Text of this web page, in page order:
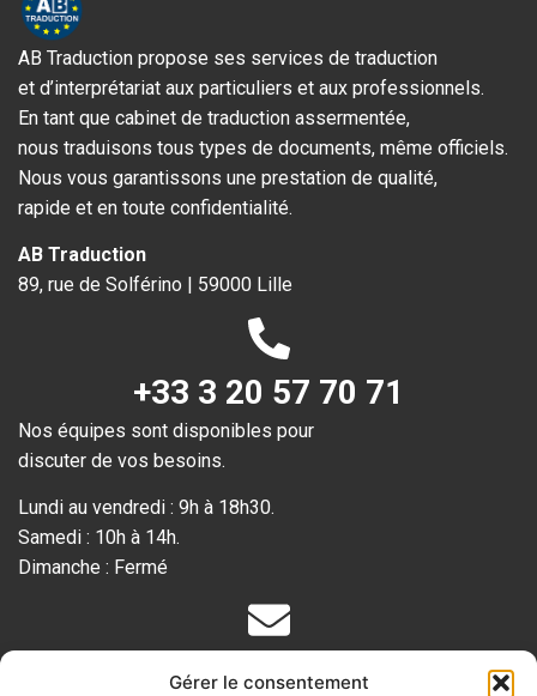
Gérer le consentement
AB Traduction propose ses services de traduction
et d’interprétariat aux particuliers et aux professionnels.
En tant que cabinet de traduction assermentée,
nous traduisons tous types de documents, même officiels.
Nous vous garantissons une prestation de qualité,
rapide et en toute confidentialité.
AB Traduction
89, rue de Solférino | 59000 Lille
+33 3 20 57 70 71
Nos équipes sont disponibles pour
discuter de vos besoins.
Lundi au vendredi : 9h à 18h30.
Samedi : 10h à 14h.
Dimanche : Fermé
Votre devis gratuit